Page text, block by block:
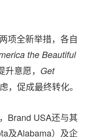
项全新举措，各自
the Beautiful
升意愿， Get
，促成最终转化。
Brand USA还与其
及Alabama）及企